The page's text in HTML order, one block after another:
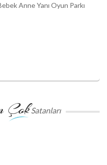
Anne Yanı Oyun Parkı
Çok Satanları